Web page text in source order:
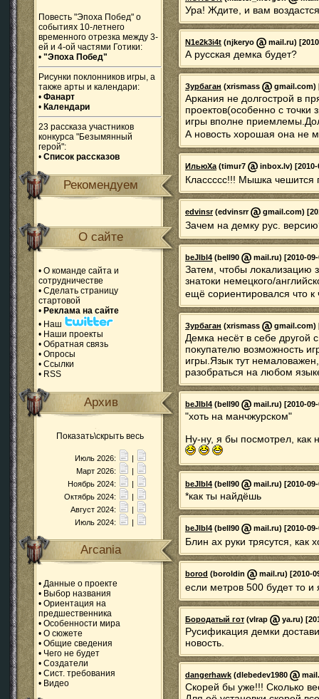
Повесть "Эпоха Побед" о
событиях 10-летнего
временного отрезка между 3-
ей и 4-ой частями Готики:
• "Эпоха Побед"
Рисунки поклонников игры, а
также арты и календари:
• Фанарт
• Календари
23 рассказа участников
конкурса "Безымянный
герой":
• Список рассказов
Рекомендуем
О сайте
• О команде сайта и
сотрудничестве
• Сделать страницу
стартовой
• Реклама на сайте
• Наш
• Наши проекты
• Обратная связь
• Опросы
• Ссылки
• RSS
Архив
Показать\скрыть весь
Июль 2026:
|
Март 2026:
|
Ноябрь 2024:
|
Октябрь 2024:
|
Август 2024:
|
Июль 2024:
|
Arcania
• Данные о проекте
• Выбор названия
• Ориентация на
предшественника
• Особенности мира
• О сюжете
• Общие сведения
• Чего не будет
• Создатели
• Сист. требования
• Видео
Ура! Ждите, и вам
N1e2k3i4t (njkeryo mail.ru)
А русская демка будет?
Зурбаган (xrismass gmail.com)
Аркания не долгострой в
проектов(особенно с точки
игры вполне
А новость хорошая она не
ИльюХа(timur7 inbox.lv) [2010-
Классссс!!! Мышка чешится
edvinsr(edvinsrr gmail.com)
Зачем на демку рус.
beJlbl4 (bell90 mail.ru) [2010-
Затем, чтобы локализацию
знатоки немецкого/
ещё сориентировался что
Зурбаган (xrismass gmail.com)
Демка несёт в себе другой
покупателю возможность
игры.Язык тут
разобраться на любом
beJlbl4 (bell90 mail.ru) [2010-
"хоть на манчжурском"
Ну-ну, я бы посмотрел, как
beJlbl4 (bell90 mail.ru) [2010-
*как ты найдёшь
beJlbl4 (bell90 mail.ru) [2010-
Блин ах руки трясутся, как
borod (boroldin mail.ru) [2010-
если метров 500 будет то
Бородатый гот (vlrap ya.ru)
Русификация демки
новость.
dangerhawk (dlebedev1980
Скорей бы уже!!! Сколько